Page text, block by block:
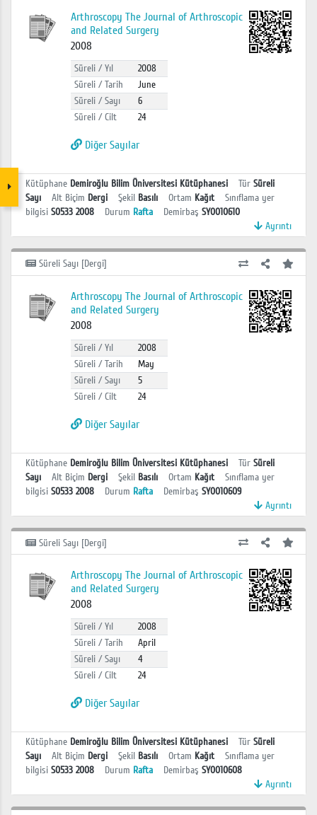
Arthroscopy The Journal of Arthroscopic
and Related Surgery
2008
Süreli / Yıl
2008
Süreli / Tarih
June
Süreli / Sayı
6
Süreli / Cilt
24
Diğer Sayılar
Kütüphane Demiroğlu Bilim Üniversitesi Kütüphanesi Tür Süreli
Sayı
Alt Biçim Dergi Şekil Basılı Ortam Kağıt
Sınıflama yer
bilgisi S0533 2008 Durum Rafta Demirbaş SY0010610
Ayrıntı
Süreli Sayı [Dergi]
Arthroscopy The Journal of Arthroscopic
and Related Surgery
2008
Süreli / Yıl
2008
Süreli / Tarih
May
Süreli / Sayı
5
Süreli / Cilt
24
Diğer Sayılar
Kütüphane Demiroğlu Bilim Üniversitesi Kütüphanesi Tür Süreli
Sayı
Alt Biçim Dergi Şekil Basılı Ortam Kağıt
Sınıflama yer
bilgisi S0533 2008 Durum Rafta Demirbaş SY0010609
Ayrıntı
Süreli Sayı [Dergi]
Arthroscopy The Journal of Arthroscopic
and Related Surgery
2008
Süreli / Yıl
2008
Süreli / Tarih
April
Süreli / Sayı
4
Süreli / Cilt
24
Diğer Sayılar
Kütüphane Demiroğlu Bilim Üniversitesi Kütüphanesi Tür Süreli
Sayı
Alt Biçim Dergi Şekil Basılı Ortam Kağıt
Sınıflama yer
bilgisi S0533 2008 Durum Rafta Demirbaş SY0010608
Ayrıntı